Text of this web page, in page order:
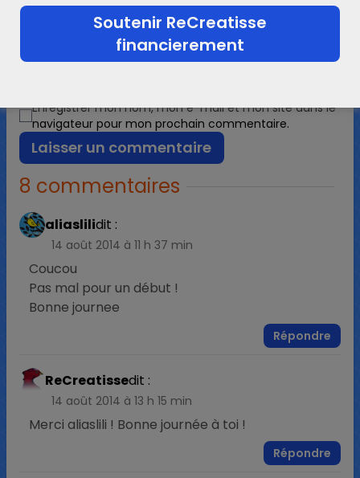
Enregistrer mon nom, mon e-mail et mon site dans le
navigateur pour mon prochain commentaire.
8 commentaires
aliaslilidit :
14 août 2014 à 11 h 37 min
Coucou
Pas mal pour un début !
Bonne journee
Répondre
ReCreatissedit :
14 août 2014 à 13 h 15 min
Merci aliaslili ! Bonne journée à toi !
Répondre
Soutenir ReCreatisse
financierement